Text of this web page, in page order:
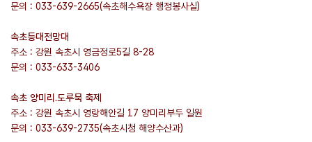
문의 : 033-639-2665(속초해수욕장 행정봉사실)
속초등대전망대
주소 : 강원 속초시 영금정로5길 8-28
문의 : 033-633-3406
속초 양미리.도루묵 축제
주소 : 강원 속초시 영랑해안길 17 양미리부두 일원
문의 : 033-639-2735(속초시청 해양수산과)